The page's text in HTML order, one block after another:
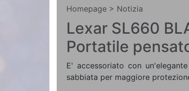
Homepage > Notizia
Lexar SL660
Portatile
E' accessoriato con
sabbiata per maggiore